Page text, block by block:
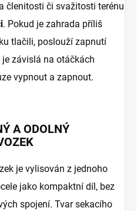
členitosti či svažitosti terénu
. Pokud je zahrada příliš
tlačili, poslouží zapnutí
závislá na otáčkách
vypnout a zapnout.
A ODOLNÝ
je vylisován z jednoho
jako kompaktní díl, bez
spojení. Tvar sekacího